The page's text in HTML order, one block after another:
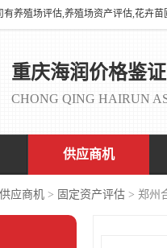
重庆海润价格鉴
CHONG QING HAIRUN
供应商机
供应商机 > 固定资产评估 > 郑州